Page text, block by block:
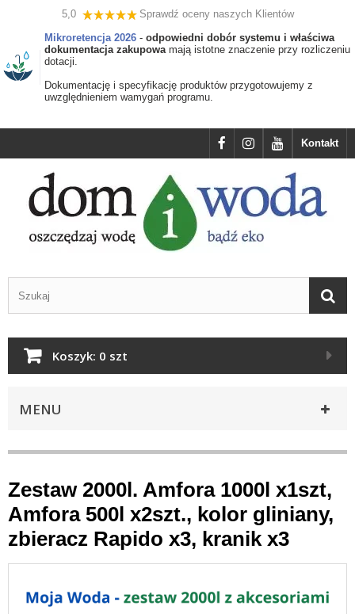
5,0
Sprawdź oceny naszych Klientów
Mikroretencja 2026 - odpowiedni dobór systemu i właściwa
dokumentacja zakupowamają istotne znaczenie przy rozliczeniu
dotacji.
Dokumentację i specyfikację produktów przygotowujemy z
uwzględnieniem wamygań programu.
Kontakt
Koszyk: 0 szt
MENU
Zestaw 2000l. Amfora 1000l x1szt,
Amfora 500l x2szt., kolor gliniany,
zbieracz Rapido x3, kranik x3